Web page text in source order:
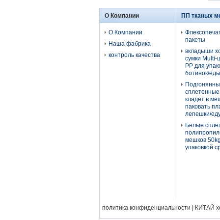
О Компании
О Компании
Наша фабрика
контроль качества
ПП тканых
пакеты
вкладыши
сумки Multi-
PP для
ботинок/еды
кладет в
паковать
лепешки/
Белые
мешков
упаковкой
политика конфиденциальности | КИТАЙ